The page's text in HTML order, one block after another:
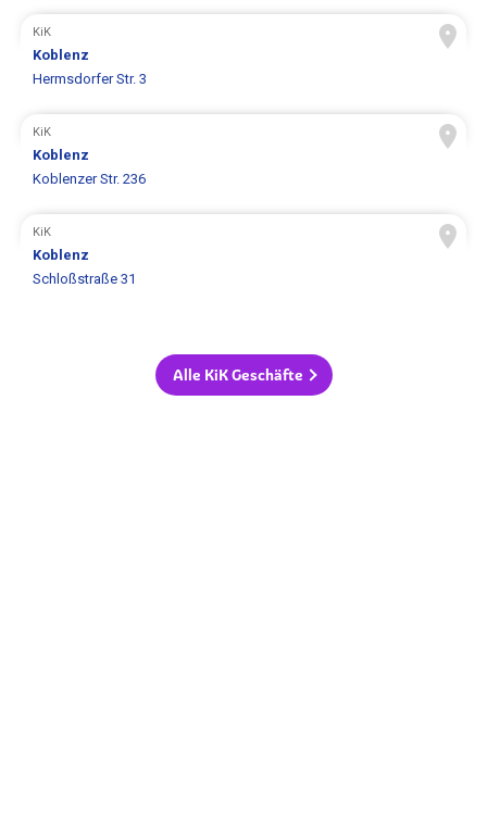
KiK
Koblenz
Hermsdorfer Str. 3
KiK
Koblenz
Koblenzer Str. 236
KiK
Koblenz
Schloßstraße 31
Alle KiK Geschäfte